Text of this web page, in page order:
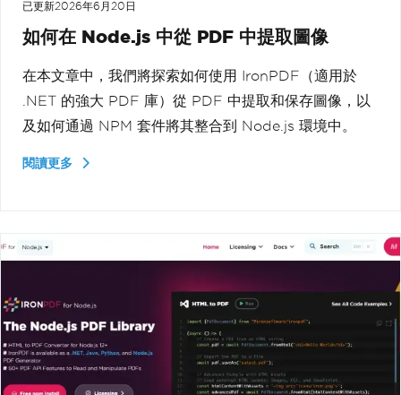
已更新2026年6月20日
如何在 Node.js 中從 PDF 中提取圖像
在本文章中，我們將探索如何使用 IronPDF（適用於
.NET 的強大 PDF 庫）從 PDF 中提取和保存圖像，以
及如何通過 NPM 套件將其整合到 Node.js 環境中。
閱讀更多